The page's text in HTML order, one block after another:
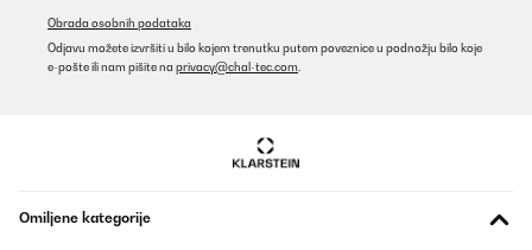
Obrada osobnih podataka
Odjavu možete izvršiti u bilo kojem trenutku putem poveznice u podnožju bilo koje
e-pošte ili nam pišite na privacy@chal-tec.com
Omiljene kategorije